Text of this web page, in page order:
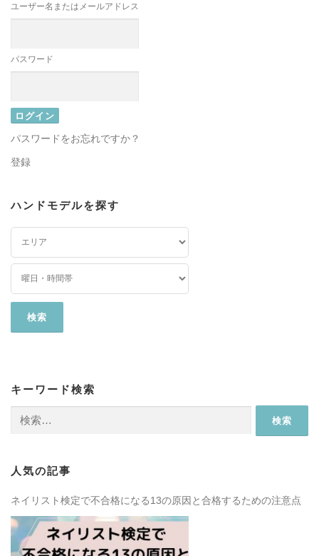
ユーザー名またはメールアドレス
パスワード
パスワードをお忘れですか？
登録
ハンドモデルを探す
キーワード検索
人気の記事
ネイリスト検定で不合格になる13の原因と合格するための注意点